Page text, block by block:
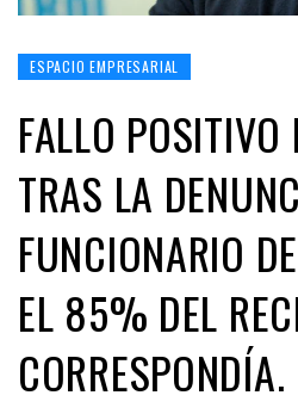
ESPACIO EMPRESARIAL
FALLO
TRAS LA
FUNCIONARIO
EL 85% DEL
CORRESPONDÍA.